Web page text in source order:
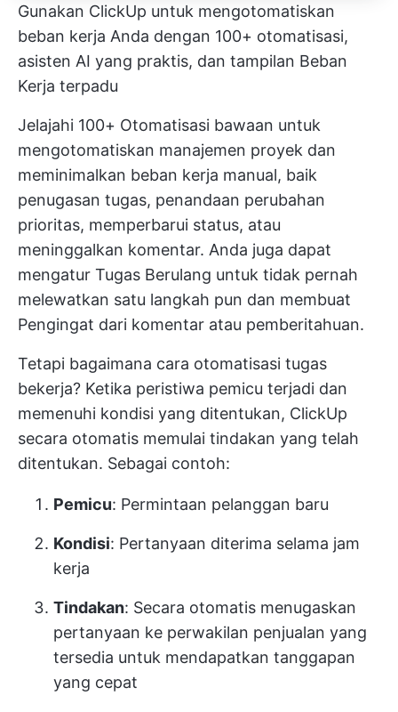
Gunakan ClickUp untuk mengotomatiskan
beban kerja Anda dengan 100+ otomatisasi,
asisten AI yang praktis, dan tampilan Beban
Kerja terpadu
Jelajahi 100+ Otomatisasi bawaan untuk
mengotomatiskan manajemen proyek dan
meminimalkan beban kerja manual, baik
penugasan tugas, penandaan perubahan
prioritas, memperbarui status, atau
meninggalkan komentar. Anda juga dapat
mengatur Tugas Berulang untuk tidak pernah
melewatkan satu langkah pun dan membuat
Pengingat dari komentar atau pemberitahuan.
Tetapi bagaimana cara otomatisasi tugas
bekerja? Ketika peristiwa pemicu terjadi dan
memenuhi kondisi yang ditentukan, ClickUp
secara otomatis memulai tindakan yang telah
ditentukan. Sebagai contoh:
Pemicu: Permintaan pelanggan baru
Kondisi: Pertanyaan diterima selama jam
kerja
Tindakan: Secara otomatis menugaskan
pertanyaan ke perwakilan penjualan yang
tersedia untuk mendapatkan tanggapan
yang cepat